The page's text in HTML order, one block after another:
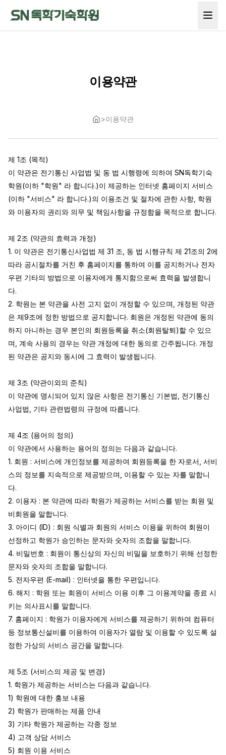
이용약관
>이용약관
제 1조 (목적)
이 약관은 전기통신 사업법 및 동 법 시행령에 의하여 SN독학기숙
학원(이하 "학원" 라 합니다.)이 제공하는 인터넷 홈페이지 서비스
(이하 "서비스" 라 합니다.)의 이용조건 및 절차에 관한 사항, 학원
와 이용자의 권리와 의무 및 책임사항을 규정함을 목적으로 합니다.
제 2조 (약관의 효력과 개정)
1. 이 약관은 전기통신사업법 제 31 조, 동 법 시행규칙 제 21조의 2에
따라 공시절차를 거친 후 홈페이지를 통하여 이를 공지하거나 전자
우편 기타의 방법으로 이용자에게 통지함으로써 효력을 발생합니
다.
2. 학원는 본 약관을 사전 고지 없이 개정할 수 있으며, 개정된 약관
은 제9조에 정한 방법으로 공지합니다. 회원은 개정된 약관에 동의
하지 아니하는 경우 본인의 회원등록을 취소(회원탈퇴)할 수 있으
며, 계속 사용의 경우는 약관 개정에 대한 동의로 간주됩니다. 개정
된 약관은 공지와 동시에 그 효력이 발생됩니다.
제 3조 (약관이외의 준칙)
이 약관에 명시되어 있지 않은 사항은 전기통신 기본법, 전기통신
사업법, 기타 관련법령의 규정에 따릅니다.
제 4조 (용어의 정의)
이 약관에서 사용하는 용어의 정의는 다음과 같습니다.
1. 회원 : 서비스에 개인정보를 제공하여 회원등록을 한 자로서, 서비
스의 정보를 지속적으로 제공받으며, 이용할 수 있는 자를 말합니
다.
2. 이용자 : 본 약관에 따라 학원가 제공하는 서비스를 받는 회원 및
비회원을 말합니다.
3. 아이디 (ID) : 회원 식별과 회원의 서비스 이용을 위하여 회원이
선정하고 학원가 승인하는 문자와 숫자의 조합을 말합니다.
4. 비밀번호 : 회원이 통신상의 자신의 비밀을 보호하기 위해 선정한
문자와 숫자의 조합을 말합니다.
5. 전자우편 (E-mail) : 인터넷을 통한 우편입니다.
6. 해지 : 학원 또는 회원이 서비스 이용 이후 그 이용계약을 종료 시
키는 의사표시를 말합니다.
7. 홈페이지 : 학원가 이용자에게 서비스를 제공하기 위하여 컴퓨터
등 정보통신설비를 이용하여 이용자가 열람 및 이용할 수 있도록 설
정한 가상의 서비스 공간을 말합니다.
제 5조 (서비스의 제공 및 변경)
1. 학원가 제공하는 서비스는 다음과 같습니다.
1) 학원에 대한 홍보 내용
2) 학원가 판매하는 제품 안내
3) 기타 학원가 제공하는 각종 정보
4) 고객 상담 서비스
5) 회원 이용 서비스